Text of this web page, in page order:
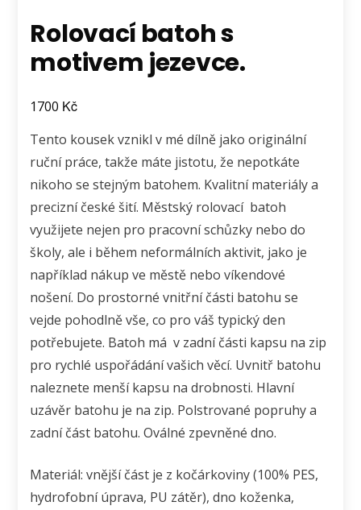
Rolovací batoh s
motivem jezevce.
1700 Kč
Tento kousek vznikl v mé dílně jako originální
ruční práce, takže máte jistotu, že nepotkáte
nikoho se stejným batohem. Kvalitní materiály a
precizní české šití. Městský rolovací batoh
využijete nejen pro pracovní schůzky nebo do
školy, ale i během neformálních aktivit, jako je
například nákup ve městě nebo víkendové
nošení. Do prostorné vnitřní části batohu se
vejde pohodlně vše, co pro váš typický den
potřebujete. Batoh má v zadní části kapsu na zip
pro rychlé uspořádání vašich věcí. Uvnitř batohu
naleznete menší kapsu na drobnosti. Hlavní
uzávěr batohu je na zip. Polstrované popruhy a
zadní část batohu. Oválné zpevněné dno.
Materiál: vnější část je z kočárkoviny (100% PES,
hydrofobní úprava, PU zátěr), dno koženka,